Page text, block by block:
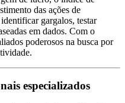
das ações de
gargalos, testar
em dados. Com o
poderosos na busca por
especializados